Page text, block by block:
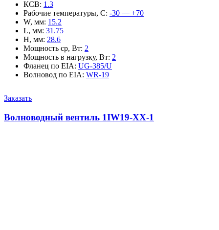
КСВ: 1.3
Рабочие температуры, С: -30 — +70
W, мм: 15.2
L, мм: 31.75
H, мм: 28.6
Мощность ср, Вт: 2
Мощность в нагрузку, Вт: 2
Фланец по EIA: UG-385/U
Волновод по EIA: WR-19
Заказать
Волноводный вентиль 1IW19-XX-1